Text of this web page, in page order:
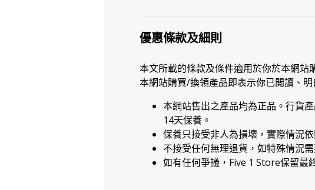
優惠條款及細則
本文所載的條款及條件適用於你於本網
本網站購買/換領產品即表示你已閲讀、
本網站售出之產品均為正品。行貨
14天保養。
保養只接受非人為損壞，實際情況
不接受任何無理退貨，如特殊情況
如有任何爭議，Five 1 Store保留最